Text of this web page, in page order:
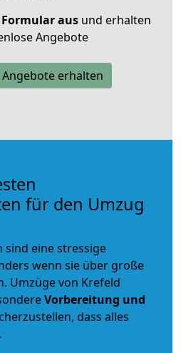
ausund erhalten
Angebote
erhalten
für den Umzug
sind eine stressige
wenn sie über große
Umzüge von Krefeld
Vorbereitung und
dass alles